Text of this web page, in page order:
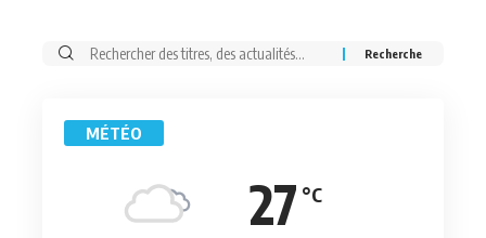
Rechercher:
MÉTÉO
27 °C